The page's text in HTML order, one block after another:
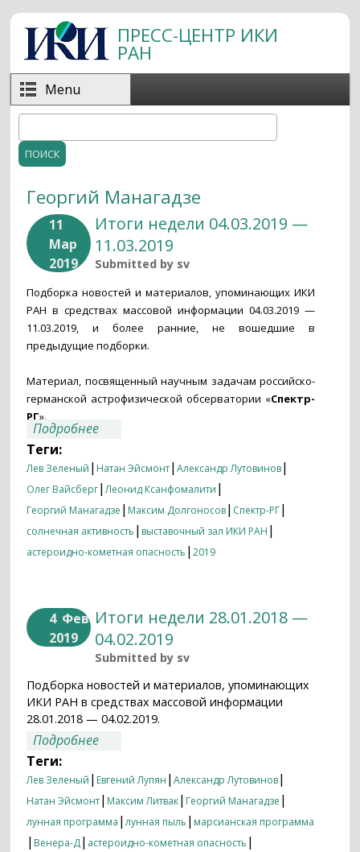
Перейти к основному содержанию
ПРЕСС-ЦЕНТР ИКИ
РАН
Menu
Форма поиска
Георгий Манагадзе
11
Мар
2019
Итоги недели 04.03.2019 —
11.03.2019
Submitted by sv
Подборка новостей и материалов, упоминающих ИКИ
РАН в средствах массовой информации 04.03.2019 —
11.03.2019, и более ранние, не вошедшие в
предыдущие подборки.
Материал, посвященный научным задачам российско-
германской астрофизической обсерватории «Спектр-
РГ».
Подробнее
Теги:
Лев Зеленый | Натан Эйсмонт|Александр Лутовинов|
Олег Вайсберг|Леонид Ксанфомалити |
Георгий Манагадзе | Максим Долгоносов| Спектр-РГ|
солнечная активность | выставочный зал ИКИ РАН |
астероидно-кометная опасность |2019
4 Фев
2019
Итоги недели 28.01.2018 —
04.02.2019
Submitted by sv
Подборка новостей и материалов, упоминающих
ИКИ РАН в средствах массовой информации
28.01.2018 — 04.02.2019.
Подробнее
Теги:
Лев Зеленый | Евгений Лупян |Александр Лутовинов|
Натан Эйсмонт| Максим Литвак| Георгий Манагадзе |
лунная программа |лунная пыль | марсианская программа
| Венера-Д| астероидно-кометная опасность |